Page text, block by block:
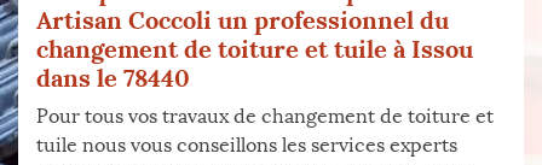
Artisan Coccoli un professionnel du
changement de toiture et tuile à Issou
dans le 78440
Pour tous vos travaux de changement de toiture et
tuile nous vous conseillons les services experts